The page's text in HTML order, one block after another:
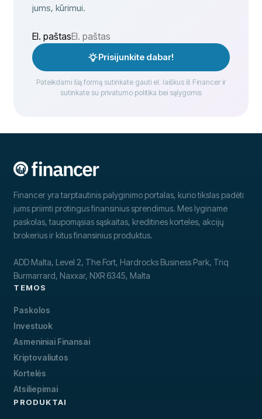
jums, kūrimui.
El. paštas
Prisijunkite dabar!
Pateikdami šią formą sutinkate gauti el. laiškus iš Financer ir
sutinkate su privatumo politika bei sąlygomis
Financer yra tarptautinis palyginimo portalas, kurio tikslas padėti
jums priimti protingus finansinius sprendimus. Mes lyginame
paskolas, taupomąsias sąskaitas, kreditines korteles, akcijų
brokerius ir kitus finansinius produktus.
ADD Malta, Level 2, The Fort, Hardrocks Business Park, Triq
Burmarrard, Naxxar, NXR 6345, Malta
TEMOS
Paskolos
Investuok
Asmeniniai Finansai
Kriptovaliutos
Kortelės
Atsiliepimai
PRODUKTAI